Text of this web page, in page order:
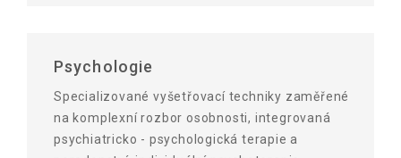
Psychologie
Specializované vyšetřovací techniky zaměřené
na komplexní rozbor osobnosti, integrovaná
psychiatricko - psychologická terapie a